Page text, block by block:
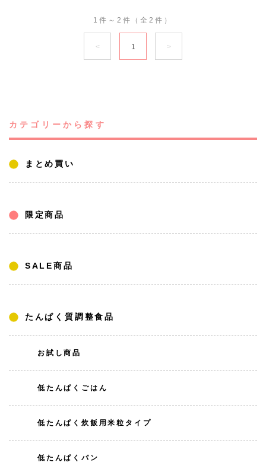
カテゴリーから探す
まとめ買い
限定商品
SALE商品
たんぱく質調整食品
お試し商品
低たんぱくごはん
低たんぱく炊飯用米粒タイプ
低たんぱくパン
1件～2件（全2件）
1